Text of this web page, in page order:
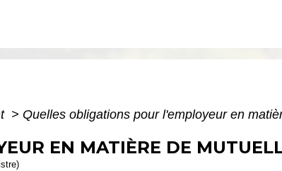
> Quelles obligations pour l'employeur en
EN MATIÈRE DE